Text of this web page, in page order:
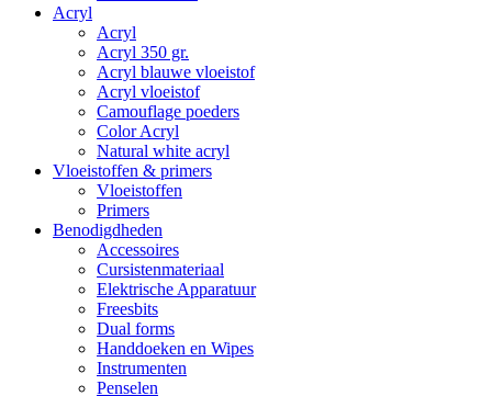
Acryl
Acryl
Acryl 350 gr.
Acryl blauwe vloeistof
Acryl vloeistof
Camouflage poeders
Color Acryl
Natural white acryl
Vloeistoffen & primers
Vloeistoffen
Primers
Benodigdheden
Accessoires
Cursistenmateriaal
Elektrische Apparatuur
Freesbits
Dual forms
Handdoeken en Wipes
Instrumenten
Penselen